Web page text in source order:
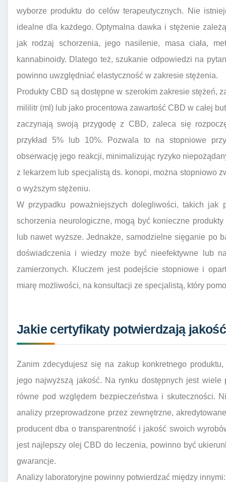
wyborze produktu do celów terapeutycznych. Nie
idealne dla każdego. Optymalna dawka i stężenie
jak rodzaj schorzenia, jego nasilenie, masa ciała,
kannabinoidy. Dlatego też, szukanie odpowiedzi na
powinno uwzględniać elastyczność w zakresie stężenia.
Produkty CBD są dostępne w szerokim zakresie stężeń,
mililitr (ml) lub jako procentowa zawartość CBD w całej
zaczynają swoją przygodę z CBD, zaleca się
przykład 5% lub 10%. Pozwala to na stopniowe
obserwację jego reakcji, minimalizując ryzyko
z lekarzem lub specjalistą ds. konopi, można stopniowo
o wyższym stężeniu.
W przypadku poważniejszych dolegliwości, takich jak
schorzenia neurologiczne, mogą być konieczne
lub nawet wyższe. Jednakże, samodzielne sięganie po
doświadczenia i wiedzy może być nieefektywne lub
zamierzonych. Kluczem jest podejście stopniowe i
miarę możliwości, na konsultacji ze specjalistą, który
Jakie certyfikaty potwierdzają
Zanim zdecydujesz się na zakup konkretnego
jego najwyższą jakość. Na rynku dostępnych jest
równe pod względem bezpieczeństwa i skuteczności.
analizy przeprowadzone przez zewnętrzne,
producent dba o transparentność i jakość swoich
jest najlepszy olej CBD do leczenia, powinno być
gwarancje.
Analizy laboratoryjne powinny potwierdzać między innymi: